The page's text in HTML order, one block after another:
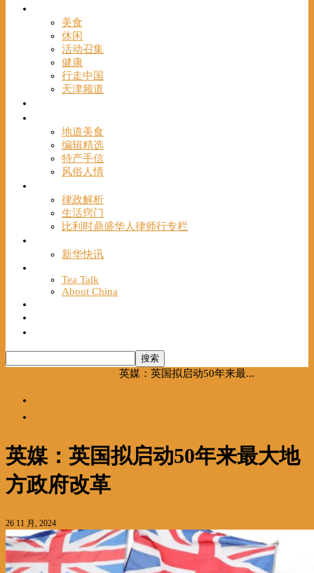
美食
休闲
活动召集
健康
行走中国
天津频道
地道美食
编辑精选
特产手信
风俗人情
律政解析
生活窍门
比利时鼎盛华人律师行专栏
新华快讯
Tea Talk
About China
英媒：英国拟启动50年来最...
英媒：英国拟启动50年来最大地
方政府改革
26 11 月, 2024